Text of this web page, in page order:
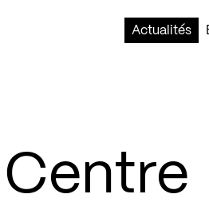
Actualités